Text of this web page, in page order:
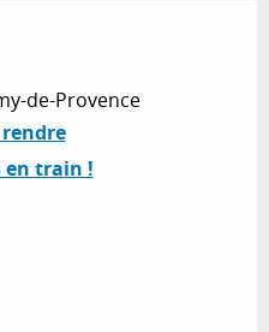
de-Provence
en train !